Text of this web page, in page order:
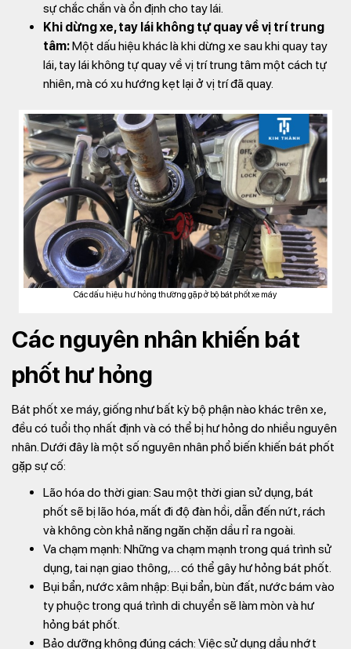
sự chắc chắn và ổn định cho tay lái.
Khi dừng xe, tay lái không tự quay về vị trí trung
tâm:Một dấu hiệu khác là khi dừng xe sau khi quay tay
lái, tay lái không tự quay về vị trí trung tâm một cách tự
nhiên, mà có xu hướng kẹt lại ở vị trí đã quay.
Các dấu hiệu hư hỏng thường gặp ở bộ bát phốt xe máy
Các nguyên nhân khiến bát
phốt hư hỏng
Bát phốt xe máy, giống như bất kỳ bộ phận nào khác trên xe,
đều có tuổi thọ nhất định và có thể bị hư hỏng do nhiều nguyên
nhân. Dưới đây là một số nguyên nhân phổ biến khiến bát phốt
gặp sự cố:
Lão hóa do thời gian: Sau một thời gian sử dụng, bát
phốt sẽ bị lão hóa, mất đi độ đàn hồi, dẫn đến nứt, rách
và không còn khả năng ngăn chặn dầu rỉ ra ngoài.
Va chạm mạnh: Những va chạm mạnh trong quá trình sử
dụng, tai nạn giao thông,… có thể gây hư hỏng bát phốt.
Bụi bẩn, nước xâm nhập: Bụi bẩn, bùn đất, nước bám vào
ty phuộc trong quá trình di chuyển sẽ làm mòn và hư
hỏng bát phốt.
Bảo dưỡng không đúng cách: Việc sử dụng dầu nhớt